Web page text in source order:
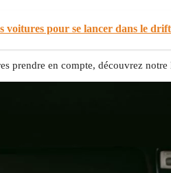
voitures pour se lancer dans le drift
prendre en compte, découvrez